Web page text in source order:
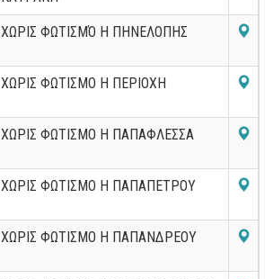
ΧΩΡΙΣ ΦΩΤΙΣΜΌ Η ΠΗΝΕΛΟΠΗΣ
ΧΩΡΙΣ ΦΩΤΙΣΜΟ Η ΠΕΡΙΟΧΗ
ΧΩΡΙΣ ΦΩΤΙΣΜΟ Η ΠΑΠΑΦΛΕΣΣΑ
ΧΩΡΙΣ ΦΩΤΙΣΜΟ Η ΠΑΠΑΠΕΤΡΟΥ
ΧΩΡΙΣ ΦΩΤΙΣΜΟ Η ΠΑΠΑΝΔΡΕΟΥ